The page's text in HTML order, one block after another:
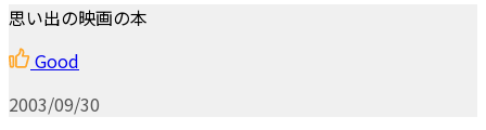
思い出の映画の本
Good
2003/09/30